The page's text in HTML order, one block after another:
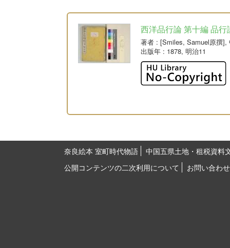
西洋品行論 第十編 品行
著者 : [Smiles, Samuel原撰
出版年 : 1878, 明治11
奈良絵本 室町時代物語
中国五県土地・租税資料
公開コンテンツの二次利用について
お問い合わせ